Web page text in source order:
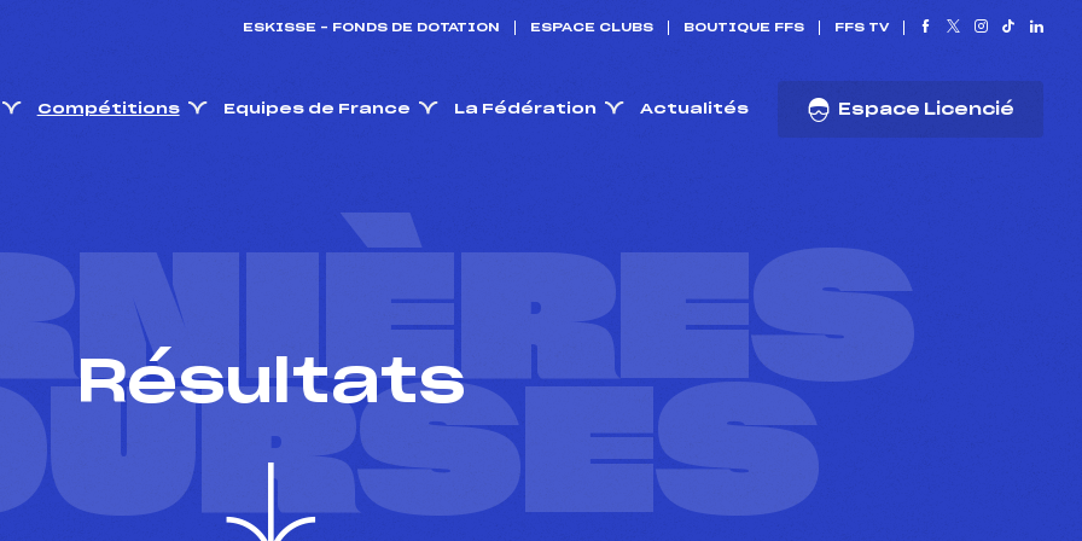
ESKISSE – FONDS DE DOTATION ESPACE CLUBS BOUTIQUE FFS FFS TV
Compétitions Equipes de France La Fédération Actualités Espace Licencié
Résultats